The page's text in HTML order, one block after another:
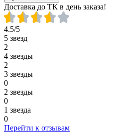
Доставка до ТК в день заказа!
4.5/5
5 звезд
2
4 звезды
2
3 звезды
0
2 звезды
0
1 звезда
0
Перейти к отзывам